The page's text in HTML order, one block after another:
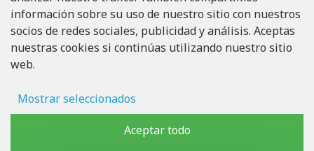
DETALLES DE LA COMPAÑÍA
RITONE SIA
Domicilio legal: Rīga, Zasulauka iela 32 - 7, LV-1046
información sobre su uso de nuestro sitio con nuestros
socios de redes sociales, publicidad y análisis. Aceptas
nuestras cookies si continúas utilizando nuestro sitio
web.
Mostrar seleccionados
Almacenamiento de anunciosAceptar todo